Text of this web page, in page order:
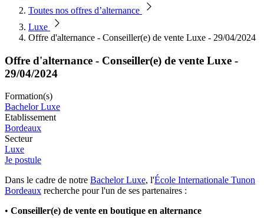
Toutes nos offres d’alternance
Luxe
Offre d'alternance - Conseiller(e) de vente Luxe - 29/04/2024
Offre d'alternance - Conseiller(e) de vente Luxe -
29/04/2024
Formation(s)
Bachelor Luxe
Etablissement
Bordeaux
Secteur
Luxe
Je postule
Dans le cadre de notre Bachelor Luxe, l'École Internationale Tunon
Bordeaux recherche pour l'un de ses partenaires :
• Conseiller(e) de vente en boutique en alternance